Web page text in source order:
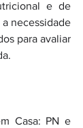
e de
necessidade
para avaliar
Casa: PN e